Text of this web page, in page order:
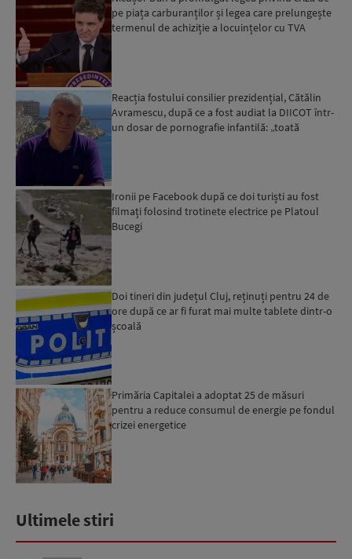
pe piața carburanților și legea care prelungește
termenul de achiziție a locuințelor cu TVA
Reacția fostului consilier prezidențial, Cătălin
Avramescu, după ce a fost audiat la DIICOT într-
un dosar de pornografie infantilă: „toată
Ironii pe Facebook după ce doi turiști au fost
filmați folosind trotinete electrice pe Platoul
Bucegi
Doi tineri din județul Cluj, reținuți pentru 24 de
ore după ce ar fi furat mai multe tablete dintr-o
școală
Primăria Capitalei a adoptat 25 de măsuri
pentru a reduce consumul de energie pe fondul
crizei energetice
Ultimele stiri